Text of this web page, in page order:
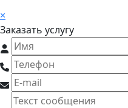
×
Заказать услугу